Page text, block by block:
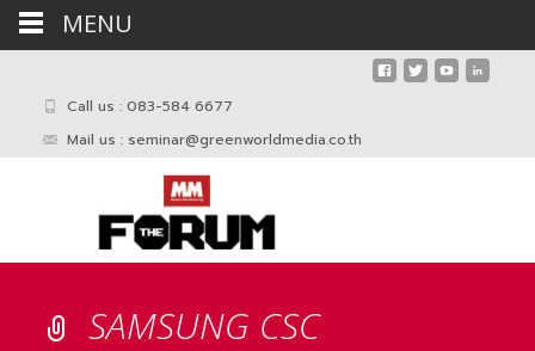
Call us : 083-584 6677
Mail us : seminar@greenworldmedia.co.th
SAMSUNG CSC
MENU